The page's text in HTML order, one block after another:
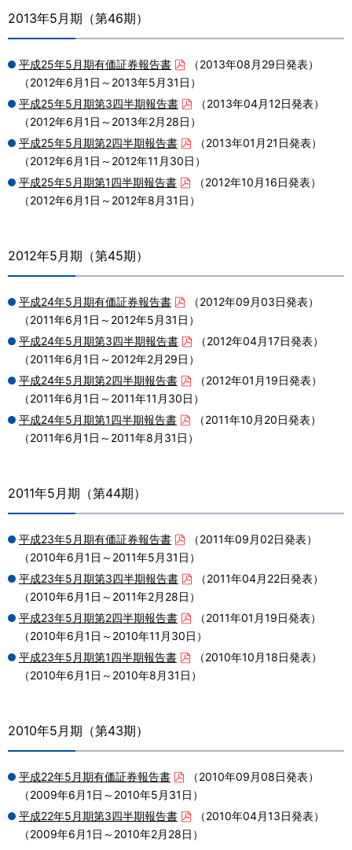
2013年5月期（第46期）
平成25年5月期有価証券報告書
（2013年08月29日発表）
（2012年6月1日～2013年5月31日）
平成25年5月期第3四半期報告書
（2013年04月12日発表）
（2012年6月1日～2013年2月28日）
平成25年5月期第2四半期報告書
（2013年01月21日発表）
（2012年6月1日～2012年11月30日）
平成25年5月期第1四半期報告書
（2012年10月16日発表）
（2012年6月1日～2012年8月31日）
2012年5月期（第45期）
平成24年5月期有価証券報告書
（2012年09月03日発表）
（2011年6月1日～2012年5月31日）
平成24年5月期第3四半期報告書
（2012年04月17日発表）
（2011年6月1日～2012年2月29日）
平成24年5月期第2四半期報告書
（2012年01月19日発表）
（2011年6月1日～2011年11月30日）
平成24年5月期第1四半期報告書
（2011年10月20日発表）
（2011年6月1日～2011年8月31日）
2011年5月期（第44期）
平成23年5月期有価証券報告書
（2011年09月02日発表）
（2010年6月1日～2011年5月31日）
平成23年5月期第3四半期報告書
（2011年04月22日発表）
（2010年6月1日～2011年2月28日）
平成23年5月期第2四半期報告書
（2011年01月19日発表）
（2010年6月1日～2010年11月30日）
平成23年5月期第1四半期報告書
（2010年10月18日発表）
（2010年6月1日～2010年8月31日）
2010年5月期（第43期）
平成22年5月期有価証券報告書
（2010年09月08日発表）
（2009年6月1日～2010年5月31日）
平成22年5月期第3四半期報告書
（2010年04月13日発表）
（2009年6月1日～2010年2月28日）